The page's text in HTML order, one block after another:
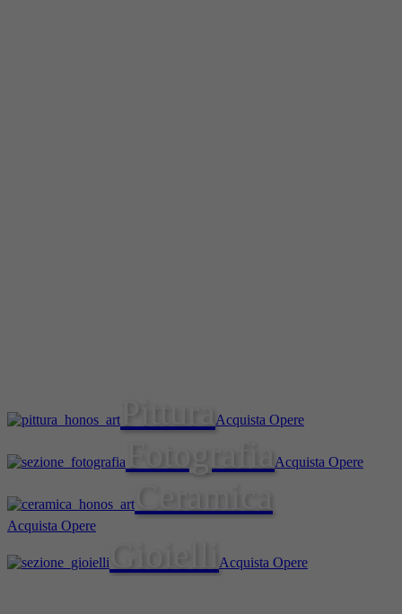
Acquista Opere
Acquista Opere
Acquista Opere
Acquista Opere